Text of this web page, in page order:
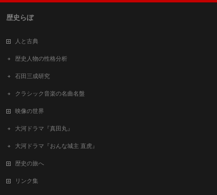
歴史らぼ
人と古典
歴史人物の性格分析
石田三成研究
クラシック音楽の名曲名盤
映像の世界
大河ドラマ『真田丸』
大河ドラマ『おんな城主 直虎』
歴史の旅へ
リンク集